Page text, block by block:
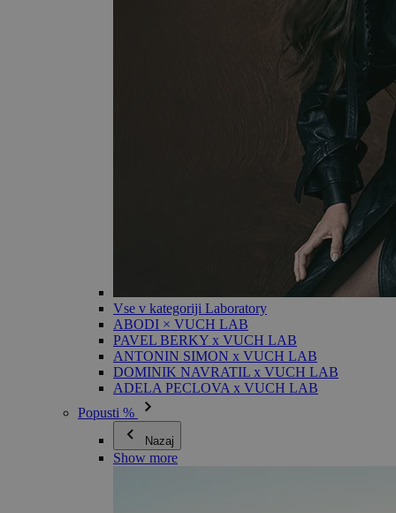
Vse v kategoriji Laboratory
ABODI × VUCH LAB
PAVEL BERKY x VUCH LAB
ANTONIN SIMON x VUCH LAB
DOMINIK NAVRATIL x VUCH LAB
ADELA PECLOVA x VUCH LAB
Popusti %
Nazaj
Show more